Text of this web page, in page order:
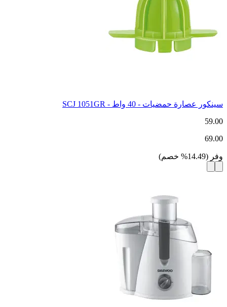
سينكور عصارة حمضيات - 40 واط - SCJ 1051GR
59.00
69.00
وفر (
14.49
% خصم)